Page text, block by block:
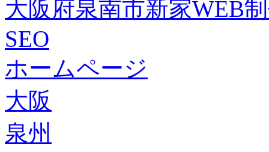
大阪府泉南市新家WEB
SEO
ホームページ
大阪
泉州